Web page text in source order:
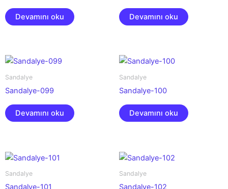
Devamını oku Devamını oku
Sandalye
Sandalye-099
Devamını oku
Sandalye
Sandalye-100
Devamını oku
Sandalye Sandalye